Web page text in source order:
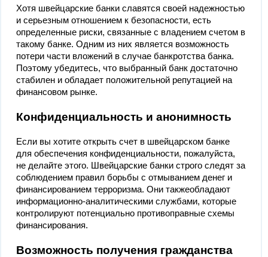
Хотя швейцарские банки славятся своей надежностью
и серьезным отношением к безопасности, есть
определенные риски, связанные с владением счетом в
такому банке. Одним из них является возможность
потери части вложений в случае банкротства банка.
Поэтому убедитесь, что выбранный банк достаточно
стабилен и обладает положительной репутацией на
финансовом рынке.
Конфиденциальность и анонимность
Если вы хотите открыть счет в швейцарском банке
для обеспечения конфиденциальности, пожалуйста,
не делайте этого. Швейцарские банки строго следят за
соблюдением правил борьбы с отмыванием денег и
финансированием терроризма. Они такжеобладают
информационно-аналитическими службами, которые
контролируют потенциально противоправные схемы
финансирования.
Возможность получения гражданства